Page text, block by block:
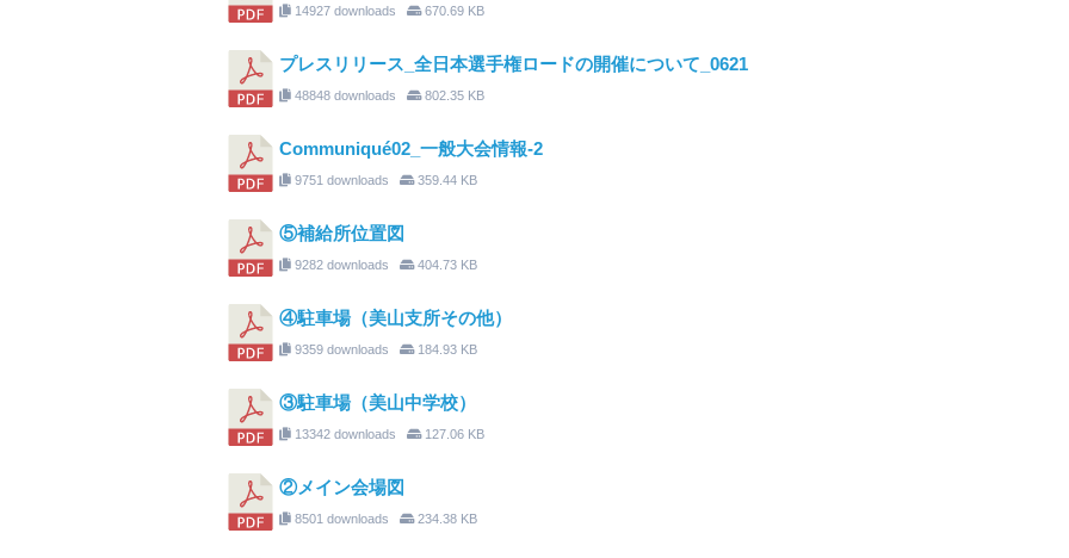
14927 downloads 670.69 KB
プレスリリース_全日本選手権ロードの開催について_0621
48848 downloads 802.35 KB
Communiqué02_一般大会情報-2
9751 downloads 359.44 KB
⑤補給所位置図
9282 downloads 404.73 KB
④駐車場（美山支所その他）
9359 downloads 184.93 KB
③駐車場（美山中学校）
13342 downloads 127.06 KB
②メイン会場図
8501 downloads 234.38 KB